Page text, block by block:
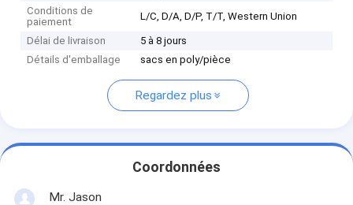
Conditions de
paiement
L/C, D/A, D/P, T/T, Western Union
Délai de livraison
5 à 8 jours
Détails d'emballage
sacs en poly/pièce
Regardez plus
Coordonnées
Mr. Jason